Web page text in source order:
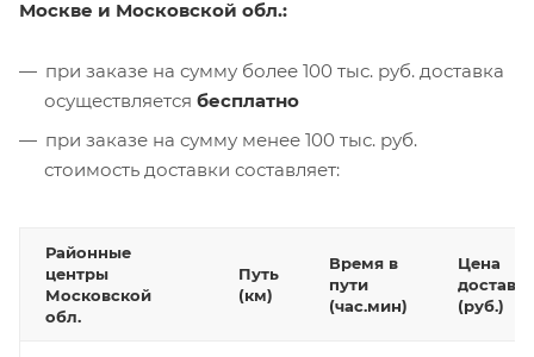
Москве и Московской обл.:
при заказе на сумму более 100 тыс. руб. доставка
осуществляется бесплатно
при заказе на сумму менее 100 тыс. руб.
стоимость доставки составляет:
Районные
центры
Московской
обл.
Путь
(км)
Время в
пути
(час.мин)
Цена
(руб.)